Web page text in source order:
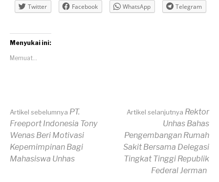
Twitter Facebook WhatsApp Telegram
Menyukai ini:
Memuat...
Lanjut
Membaca
Artikel sebelumnya PT.
Freeport Indonesia Tony
Wenas Beri Motivasi
Kepemimpinan Bagi
Mahasiswa Unhas
Artikel selanjutnya Rektor
Unhas Bahas
Pengembangan Rumah
Sakit Bersama Delegasi
Tingkat Tinggi Republik
Federal Jerman